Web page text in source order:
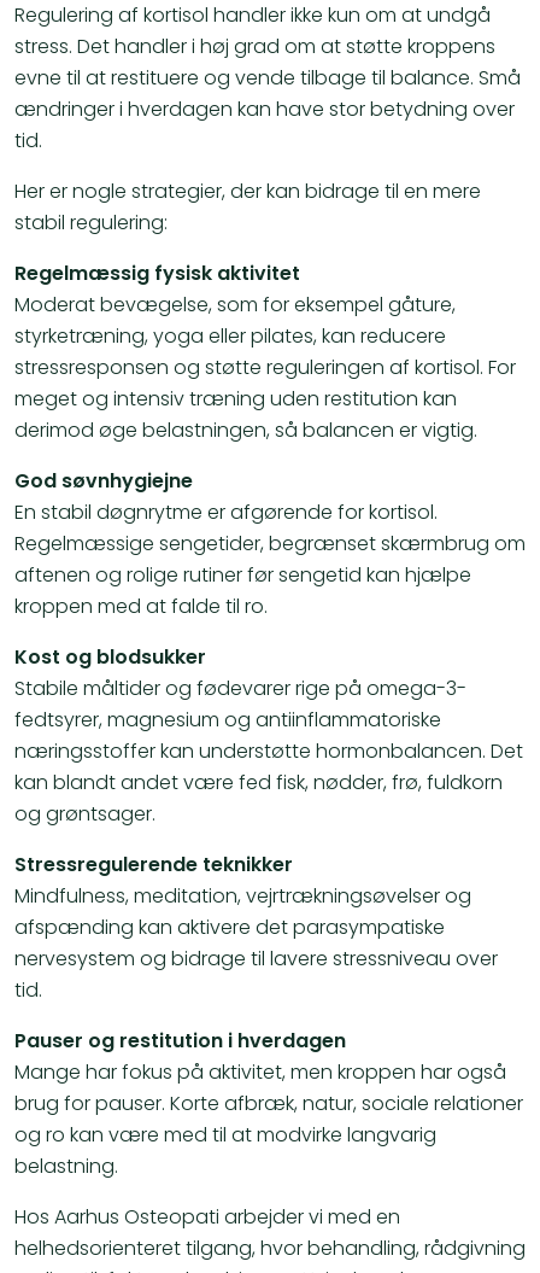
Regulering af kortisol handler ikke kun om at undgå
stress. Det handler i høj grad om at støtte kroppens
evne til at restituere og vende tilbage til balance. Små
ændringer i hverdagen kan have stor betydning over
tid.
Her er nogle strategier, der kan bidrage til en mere
stabil regulering:
Regelmæssig fysisk aktivitet
Moderat bevægelse, som for eksempel gåture,
styrketræning, yoga eller pilates, kan reducere
stressresponsen og støtte reguleringen af kortisol. For
meget og intensiv træning uden restitution kan
derimod øge belastningen, så balancen er vigtig.
God søvnhygiejne
En stabil døgnrytme er afgørende for kortisol.
Regelmæssige sengetider, begrænset skærmbrug om
aftenen og rolige rutiner før sengetid kan hjælpe
kroppen med at falde til ro.
Kost og blodsukker
Stabile måltider og fødevarer rige på omega-3-
fedtsyrer, magnesium og antiinflammatoriske
næringsstoffer kan understøtte hormonbalancen. Det
kan blandt andet være fed fisk, nødder, frø, fuldkorn
og grøntsager.
Stressregulerende teknikker
Mindfulness, meditation, vejrtrækningsøvelser og
afspænding kan aktivere det parasympatiske
nervesystem og bidrage til lavere stressniveau over
tid.
Pauser og restitution i hverdagen
Mange har fokus på aktivitet, men kroppen har også
brug for pauser. Korte afbræk, natur, sociale relationer
og ro kan være med til at modvirke langvarig
belastning.
Hos Aarhus Osteopati arbejder vi med en
helhedsorienteret tilgang, hvor behandling, rådgivning